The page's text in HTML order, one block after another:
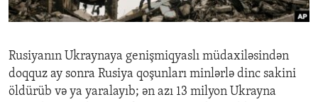
ENVIRONMENT AND HEALTH
Rusiyanın Ukraynaya genişmiqyaslı müdaxiləsindən
doqquz ay sonra Rusiya qoşunları minlərlə dinc sakini
öldürüb və ya yaralayıb; ən azı 13 milyon Ukrayna